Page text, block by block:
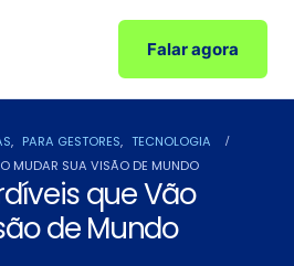
Falar agora
, PARA GESTORES, TECNOLOGIA
MUDAR SUA VISÃO DE MUNDO
que Vão
de Mundo